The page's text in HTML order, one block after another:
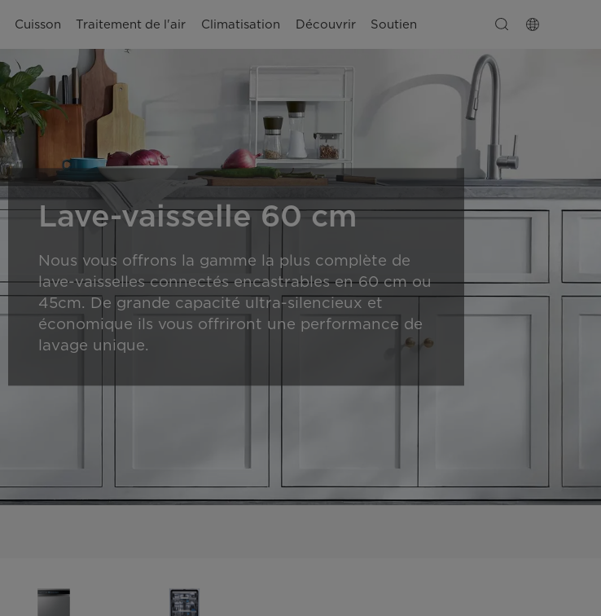
Cuisson Traitement de l'air Climatisation Découvrir Soutien
Lave-vaisselle 60 cm
Nous vous offrons la gamme la plus complète de
lave-vaisselles connectés encastrables en 60 cm ou
45cm. De grande capacité ultra-silencieux et
économique ils vous offriront une performance de
lavage unique.